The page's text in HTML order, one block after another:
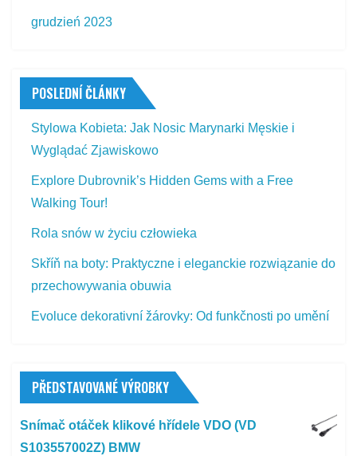
grudzień 2023
POSLEDNÍ ČLÁNKY
Stylowa Kobieta: Jak Nosic Marynarki Męskie i
Wyglądać Zjawiskowo
Explore Dubrovnik’s Hidden Gems with a Free
Walking Tour!
Rola snów w życiu człowieka
Skříň na boty: Praktyczne i eleganckie rozwiązanie do
przechowywania obuwia
Evoluce dekorativní žárovky: Od funkčnosti po umění
PŘEDSTAVOVANÉ VÝROBKY
Snímač otáček klikové hřídele VDO (VD
S103557002Z) BMW